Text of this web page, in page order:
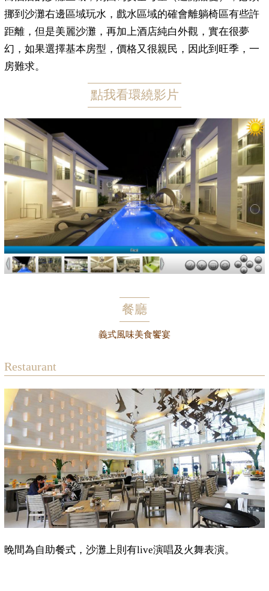
而酒店的沙灘區域，則因為安全考量（避開船隻），必須
挪到沙灘右邊區域玩水，戲水區域的確會離躺椅區有些許
距離，但是美麗沙灘，再加上酒店純白外觀，實在很夢
幻，如果選擇基本房型，價格又很親民，因此到旺季，一
點我看環繞影片
餐廳
Restaurant